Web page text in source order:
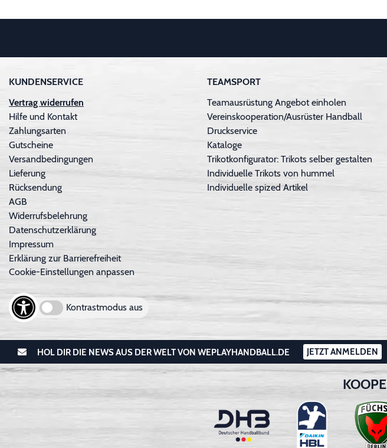
KUNDENSERVICE
Vertrag widerrufen
Hilfe und Kontakt
Zahlungsarten
Gutscheine
Versandbedingungen
Lieferung
Rücksendung
AGB
Widerrufsbelehrung
Datenschutzerklärung
Impressum
Erklärung zur Barrierefreiheit
Cookie-Einstellungen anpassen
Kontrastmodus aus
TEAMSPORT
Teamausrüstung Angebot einholen
Vereinskooperation/Ausrüster Handball
Druckservice
Kataloge
Trikotkonfigurator: Trikots selber gestalten
Individuelle Trikots von hummel
Individuelle spized Artikel
HOL DIR DIE NEWS AUS DER WELT VON WEPLAYHANDBALL.DE JETZT ANMELDEN